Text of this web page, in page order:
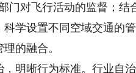
门对飞行活动的监督；
学设置不同空域交通的
的融合。
晰行为标准。行业自治